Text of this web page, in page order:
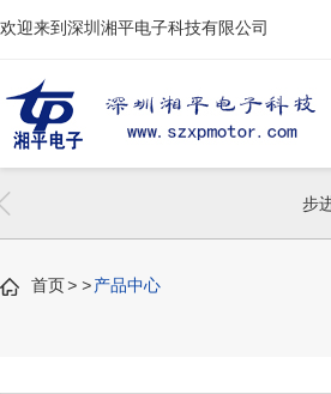
欢迎来到深圳湘平电子科技有限公司
两相步进
步
首页> >产品中心